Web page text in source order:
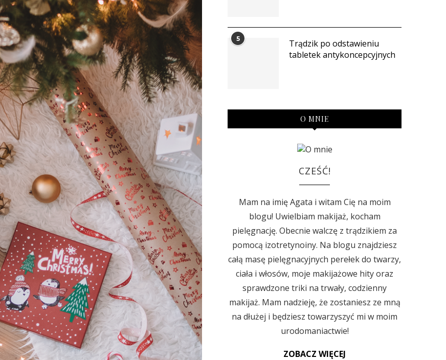
5
Trądzik po odstawieniu
tabletek antykoncepcyjnych
O MNIE
CZEŚĆ!
Mam na imię Agata i witam Cię na moim
blogu! Uwielbiam makijaż, kocham
pielęgnację. Obecnie walczę z trądzikiem za
pomocą izotretynoiny. Na blogu znajdziesz
całą masę pielęgnacyjnych perełek do twarzy,
ciała i włosów, moje makijażowe hity oraz
sprawdzone triki na trwały, codzienny
makijaż. Mam nadzieję, że zostaniesz ze mną
na dłużej i będziesz towarzyszyć mi w moim
urodomaniactwie!
ZOBACZ WIĘCEJ